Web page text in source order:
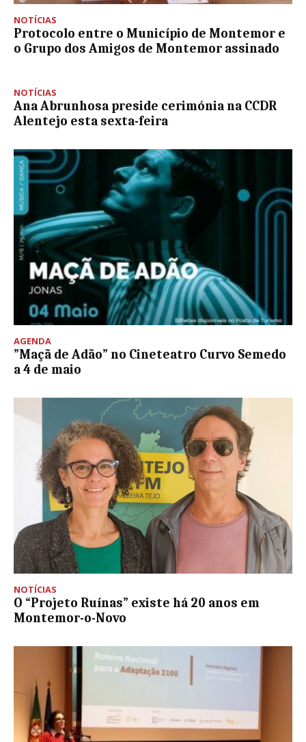
NOTÍCIAS
Protocolo entre o Município de Montemor e
o Grupo dos Amigos de Montemor assinado
NOTÍCIAS
Ana Abrunhosa preside cerimónia na CCDR
Alentejo esta sexta-feira
AGENDA
”Maçã de Adão” no Cineteatro Curvo Semedo
a 4 de maio
NOTÍCIAS
O “Projeto Ruínas” existe há 20 anos em
Montemor-o-Novo